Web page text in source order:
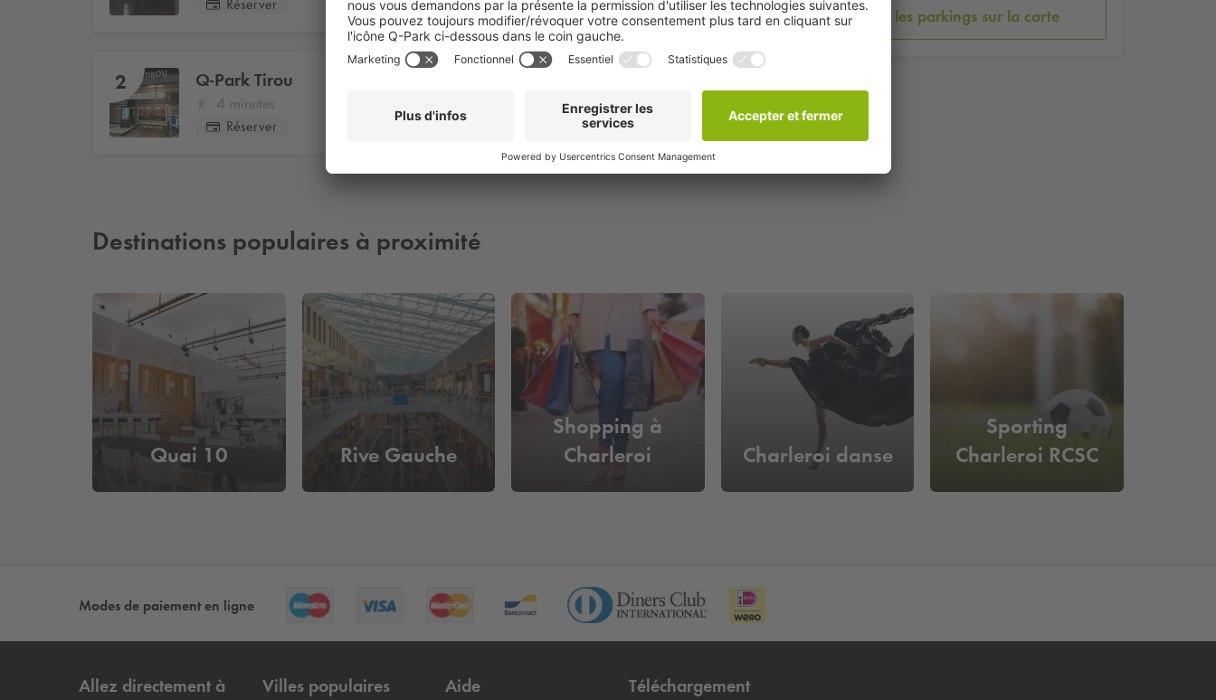
Voir les parkings sur la carte
Réserver
2 Q-Park Tirou
4 minutes
Réserver
En savoir plus
Destinations populaires à proximité
Quai 10 Rive Gauche
Shopping à
Charleroi
Charleroi danse
Sporting
Charleroi RCSC
Modes de paiement en ligne
Allez directement à Villes populaires Aide Téléchargement